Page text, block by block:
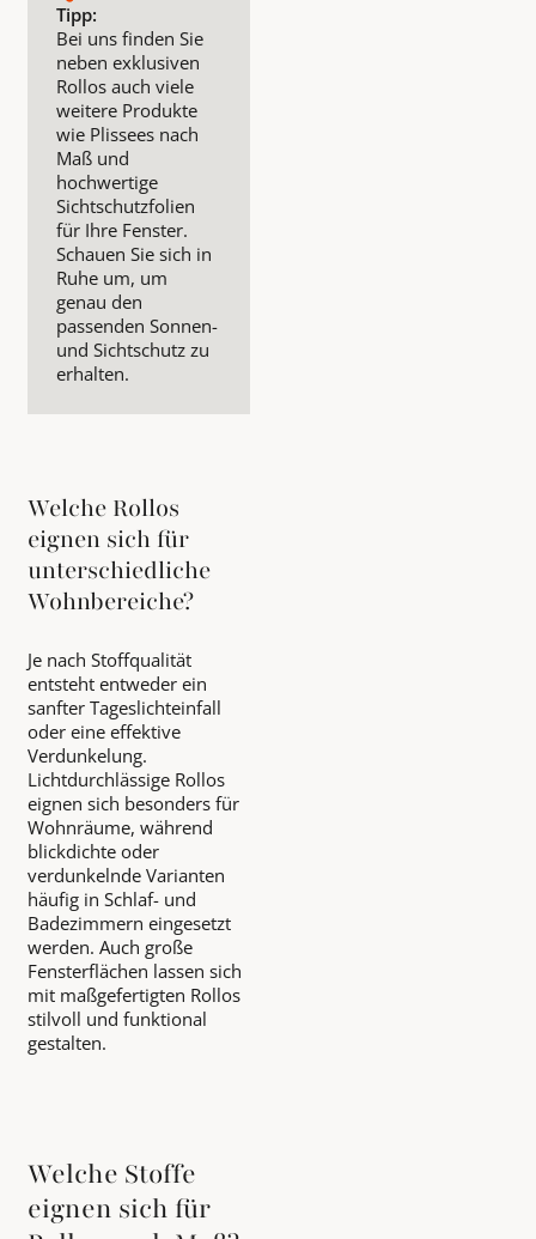
Tipp:
Bei uns finden Sie
neben exklusiven
Rollos auch viele
weitere Produkte
wie Plissees nach
Maß und
hochwertige
Sichtschutzfolien
für Ihre Fenster.
Schauen Sie sich in
Ruhe um, um
genau den
passenden Sonnen-
und Sichtschutz zu
erhalten.
Welche Rollos
eignen sich für
unterschiedliche
Wohnbereiche?
Je nach Stoffqualität
entsteht entweder ein
sanfter Tageslichteinfall
oder eine effektive
Verdunkelung.
Lichtdurchlässige Rollos
eignen sich besonders für
Wohnräume, während
blickdichte oder
verdunkelnde Varianten
häufig in Schlaf- und
Badezimmern eingesetzt
werden. Auch große
Fensterflächen lassen sich
mit maßgefertigten Rollos
stilvoll und funktional
gestalten.
Welche Stoffe
eignen sich für